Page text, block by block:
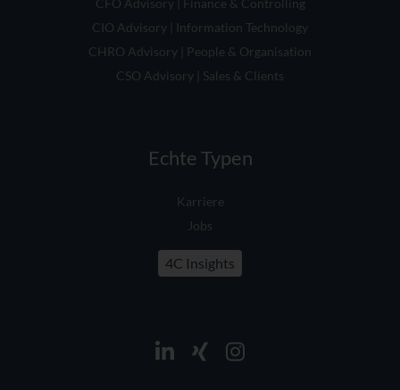
CFO Advisory | Finance & Controlling
CIO Advisory | Information Technology
CHRO Advisory | People & Organisation
CSO Advisory | Sales & Clients
Echte Typen
Karriere
Jobs
4C Insights